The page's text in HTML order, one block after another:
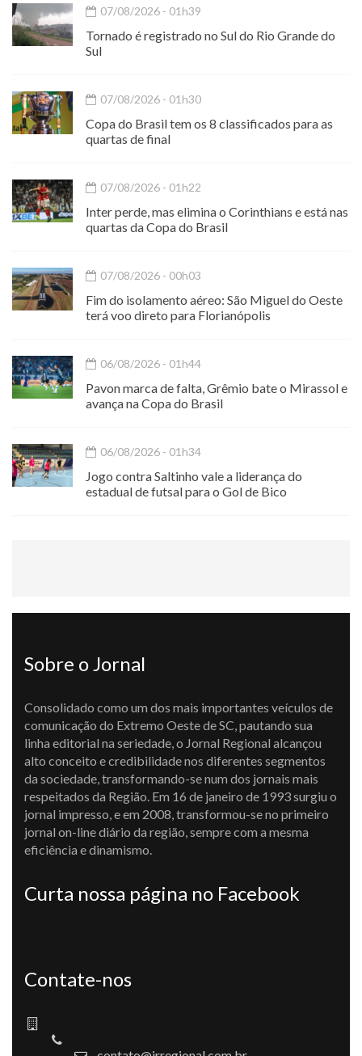
07/08/2026 - 01h39
Tornado é registrado no Sul do Rio Grande do
Sul
07/08/2026 - 01h30
Copa do Brasil tem os 8 classificados para as
quartas de final
07/08/2026 - 01h22
Inter perde, mas elimina o Corinthians e está nas
quartas da Copa do Brasil
07/08/2026 - 00h03
Fim do isolamento aéreo: São Miguel do Oeste
terá voo direto para Florianópolis
06/08/2026 - 01h44
Pavon marca de falta, Grêmio bate o Mirassol e
avança na Copa do Brasil
06/08/2026 - 01h34
Jogo contra Saltinho vale a liderança do
estadual de futsal para o Gol de Bico
Sobre o Jornal
Consolidado como um dos mais importantes veículos de
comunicação do Extremo Oeste de SC, pautando sua
linha editorial na seriedade, o Jornal Regional alcançou
alto conceito e credibilidade nos diferentes segmentos
da sociedade, transformando-se num dos jornais mais
respeitados da Região. Em 16 de janeiro de 1993 surgiu o
jornal impresso, e em 2008, transformou-se no primeiro
jornal on-line diário da região, sempre com a mesma
eficiência e dinamismo.
Curta nossa página no Facebook
Contate-nos